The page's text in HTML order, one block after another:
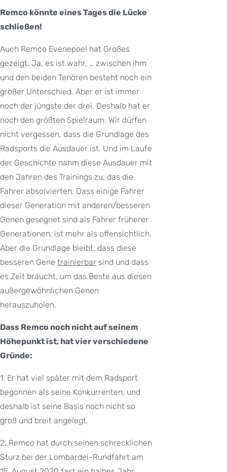
Remco könnte eines Tages die Lücke
schließen!
Auch Remco Evenepoel hat Großes
gezeigt. Ja, es ist wahr, … zwischen ihm
und den beiden Tenören besteht noch ein
großer Unterschied. Aber er ist immer
noch der jüngste der drei. Deshalb hat er
noch den größten Spielraum. Wir dürfen
nicht vergessen, dass die Grundlage des
Radsports die Ausdauer ist. Und im Laufe
der Geschichte nahm diese Ausdauer mit
den Jahren des Trainings zu, das die
Fahrer absolvierten. Dass einige Fahrer
dieser Generation mit anderen/besseren
Genen gesegnet sind als Fahrer früherer
Generationen, ist mehr als offensichtlich.
Aber die Grundlage bleibt, dass diese
besseren Gene trainierbar sind und dass
es Zeit braucht, um das Beste aus diesen
außergewöhnlichen Genen
herauszuholen.
Dass Remco noch nicht auf seinem
Höhepunkt ist, hat vier verschiedene
Gründe:
1. Er hat viel später mit dem Radsport
begonnen als seine Konkurrenten, und
deshalb ist seine Basis noch nicht so
groß und breit angelegt.
2. Remco hat durch seinen schrecklichen
Sturz bei der Lombardei-Rundfahrt am